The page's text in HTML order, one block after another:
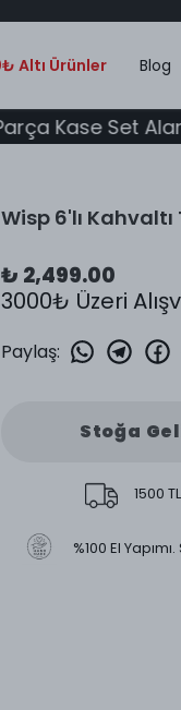
Altı Ürünler Blog
Set Alana,
Wisp 6'lı Kahvaltı
₺ 2,499.00
3000₺ Üzeri
Paylaş:
Stoğa
1500
%100 El